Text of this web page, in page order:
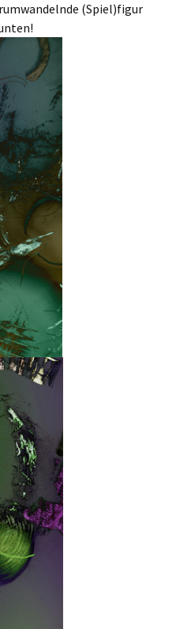
(Spiel)figur